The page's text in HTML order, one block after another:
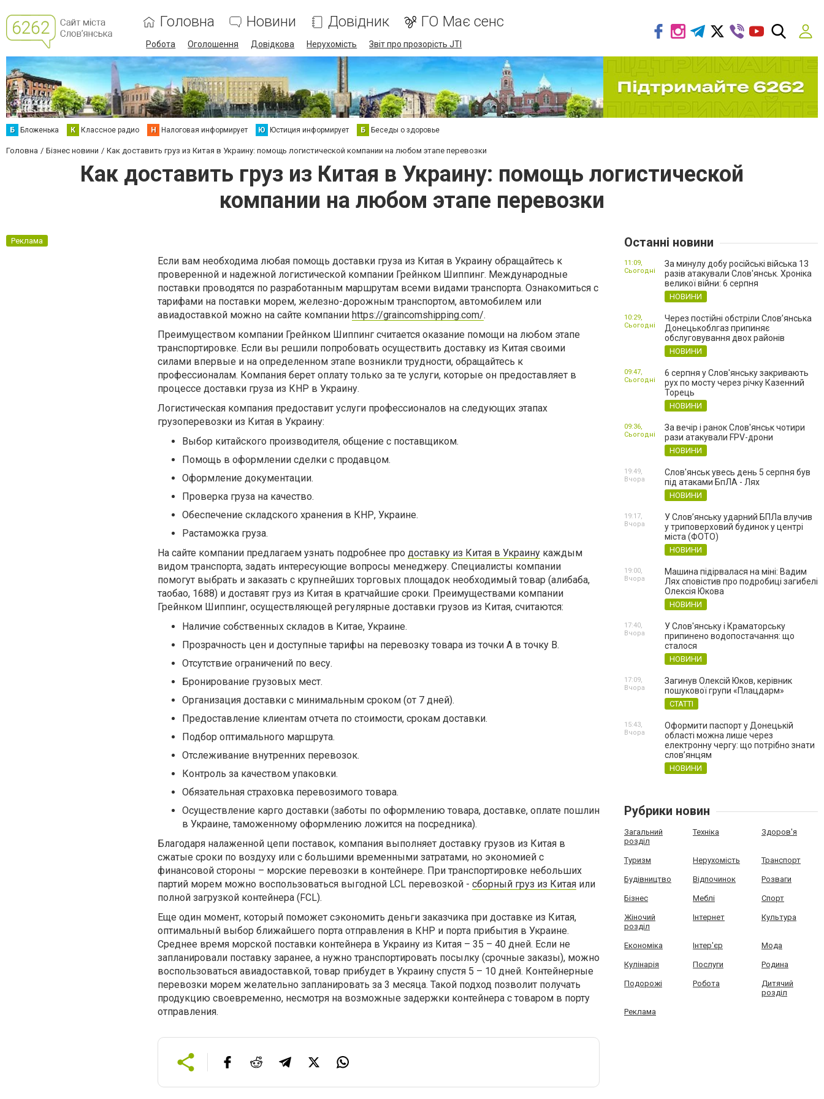
Головна Новини Довідник ГО Має сенс
Робота Оголошення Довідкова Нерухомість Звіт про прозорість JTI
Б Бложенька К Классное радио Н Налоговая информирует Ю Юстиция информирует Б Беседы о здоровье
Головна Бізнес новини Как доставить груз из Китая в Украину: помощь логистической компании на любом этапе перевозки
Как доставить груз из Китая в Украину: помощь логистической
компании на любом этапе перевозки
Реклама
Если вам необходима любая помощь доставки груза из Китая в Украину обращайтесь к
проверенной и надежной логистической компании Грейнком Шиппинг. Международные
поставки проводятся по разработанным маршрутам всеми видами транспорта. Ознакомиться с
тарифами на поставки морем, железно-дорожным транспортом, автомобилем или
авиадоставкой можно на сайте компании https://graincomshipping.com/.
Преимуществом компании Грейнком Шиппинг считается оказание помощи на любом этапе
транспортировке. Если вы решили попробовать осуществить доставку из Китая своими
силами впервые и на определенном этапе возникли трудности, обращайтесь к
профессионалам. Компания берет оплату только за те услуги, которые он предоставляет в
процессе доставки груза из КНР в Украину.
Логистическая компания предоставит услуги профессионалов на следующих этапах
грузоперевозки из Китая в Украину:
Выбор китайского производителя, общение с поставщиком.
Помощь в оформлении сделки с продавцом.
Оформление документации.
Проверка груза на качество.
Обеспечение складского хранения в КНР, Украине.
Растаможка груза.
На сайте компании предлагаем узнать подробнее про доставку из Китая в Украину каждым
видом транспорта, задать интересующие вопросы менеджеру. Специалисты компании
помогут выбрать и заказать с крупнейших торговых площадок необходимый товар (алибаба,
таобао, 1688) и доставят груз из Китая в кратчайшие сроки. Преимуществами компании
Грейнком Шиппинг, осуществляющей регулярные доставки грузов из Китая, считаются:
Наличие собственных складов в Китае, Украине.
Прозрачность цен и доступные тарифы на перевозку товара из точки А в точку В.
Отсутствие ограничений по весу.
Бронирование грузовых мест.
Организация доставки с минимальным сроком (от 7 дней).
Предоставление клиентам отчета по стоимости, срокам доставки.
Подбор оптимального маршрута.
Отслеживание внутренних перевозок.
Контроль за качеством упаковки.
Обязательная страховка перевозимого товара.
Осуществление карго доставки (заботы по оформлению товара, доставке, оплате пошлин
в Украине, таможенному оформлению ложится на посредника).
Благодаря налаженной цепи поставок, компания выполняет доставку грузов из Китая в
сжатые сроки по воздуху или с большими временными затратами, но экономией с
финансовой стороны – морские перевозки в контейнере. При транспортировке небольших
партий морем можно воспользоваться выгодной LCL перевозкой - сборный груз из Китая или
полной загрузкой контейнера (FCL).
Еще один момент, который поможет сэкономить деньги заказчика при доставке из Китая,
оптимальный выбор ближайшего порта отправления в КНР и порта прибытия в Украине.
Среднее время морской поставки контейнера в Украину из Китая – 35 – 40 дней. Если не
запланировали поставку заранее, а нужно транспортировать посылку (срочные заказы), можно
воспользоваться авиадоставкой, товар прибудет в Украину спустя 5 – 10 дней. Контейнерные
перевозки морем желательно запланировать за 3 месяца. Такой подход позволит получать
продукцию своевременно, несмотря на возможные задержки контейнера с товаром в порту
отправления.
Останні новини
За минулу добу російські війська 13
разів атакували Слов'янськ. Хроніка
великої війни: 6 серпня
НОВИНИ
11:09,
Сьогодні
Через постійні обстріли Слов’янська
Донецькоблгаз припиняє
обслуговування двох районів
НОВИНИ
10:29,
Сьогодні
6 серпня у Слов'янську закривають
рух по мосту через річку Казенний
Торець
НОВИНИ
09:47,
Сьогодні
За вечір і ранок Слов'янськ чотири
рази атакували FPV-дрони
НОВИНИ
09:36,
Сьогодні
Слов'янськ увесь день 5 серпня був
під атаками БпЛА - Лях
НОВИНИ
19:49,
Вчора
У Слов’янську ударний БПЛа влучив
у триповерховий будинок у центрі
міста (ФОТО)
НОВИНИ
19:17,
Вчора
Машина підірвалася на міні: Вадим
Лях сповістив про подробиці загибелі
Олексія Юкова
НОВИНИ
19:00,
Вчора
У Слов'янську і Краматорську
припинено водопостачання: що
сталося
НОВИНИ
17:40,
Вчора
Загинув Олексій Юков, керівник
пошукової групи «Плацдарм»
СТАТТІ
17:09,
Вчора
Оформити паспорт у Донецькій
області можна лише через
електронну чергу: що потрібно знати
слов’янцям
НОВИНИ
15:43,
Вчора
Рубрики новин
Загальний
розділ
Техніка Здоров'я
Туризм Нерухомість Транспорт
Будівництво Відпочинок Розваги
Бізнес Меблі Спорт
Жіночий
розділ
Інтернет Культура
Економіка Інтер'єр Мода
Кулінарія Послуги Родина
Подорожі Робота
Дитячий
розділ
Реклама